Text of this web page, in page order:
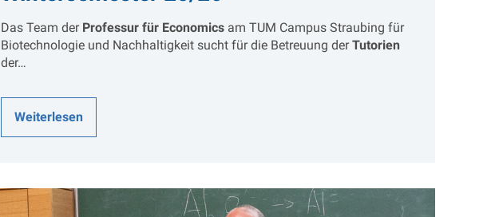
Das Team der Professur für Economics am TUM Campus Straubing für
Biotechnologie und Nachhaltigkeit sucht für die Betreuung derTutorien
der…
Weiterlesen